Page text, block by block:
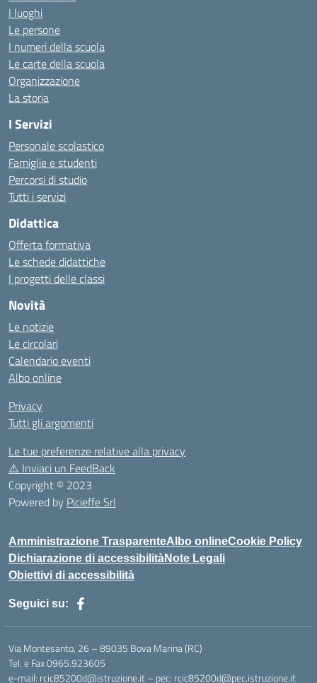
I luoghi
Le persone
I numeri della scuola
Le carte della scuola
Organizzazione
La storia
I Servizi
Personale scolastico
Famiglie e studenti
Percorsi di studio
Tutti i servizi
Didattica
Offerta formativa
Le schede didattiche
I progetti delle classi
Novità
Le notizie
Le circolari
Calendario eventi
Albo online
Privacy
Tutti gli argomenti
Le tue preferenze relative alla privacy
⚠️ Inviaci un FeedBack
Copyright © 2023
Powered by Picieffe Srl
Amministrazione TrasparenteAlbo onlineCookie Policy
Dichiarazione di accessibilitàNote Legali
Obiettivi di accessibilità
Seguici su:
Via Montesanto, 26 – 89035 Bova Marina (RC)
Tel. e Fax 0965.923605
e-mail: rcic85200d@istruzione.it – pec: rcic85200d@pec.istruzione.it